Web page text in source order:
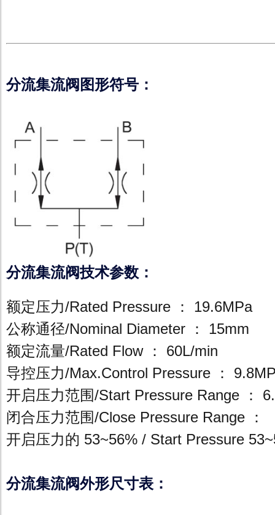
分流集流阀图形符号：
分流集流阀技术参数：
额定压力/Rated Pressure ： 19.6MPa
公称通径/Nominal Diameter ： 15mm
额定流量/Rated Flow ： 60L/min
导控压力/Max.Control Pressure ：
开启压力范围/Start Pressure Range ：
闭合压力范围/Close Pressure Range ：
开启压力的 53~56% / Start Pressure
分流集流阀外形尺寸表：